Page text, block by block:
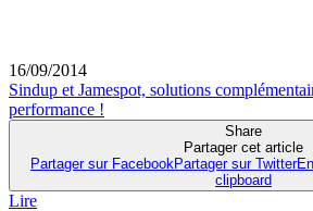
16/09/2014
Sindup et Jamespot, solutions
performance !
Share
Partager cet article
Partager sur Facebook Partager sur Twitter
clipboard
Lire